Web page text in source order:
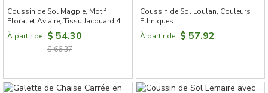
Coussin de Sol Magpie, Motif
Floral et Aviaire, Tissu Jacquard,4
couleurs
À partir de: $ 54.30
$ 66.37
Coussin de Sol Loulan, Couleurs
Ethniques
À partir de: $ 57.92